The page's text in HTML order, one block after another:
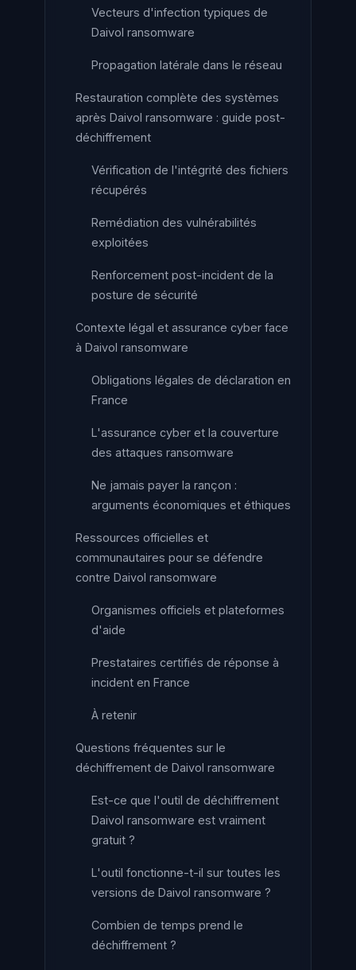
Vecteurs d'infection typiques de
Daivol ransomware
Propagation latérale dans le réseau
Restauration complète des systèmes
après Daivol ransomware : guide post-
déchiffrement
Vérification de l'intégrité des fichiers
récupérés
Remédiation des vulnérabilités
exploitées
Renforcement post-incident de la
posture de sécurité
Contexte légal et assurance cyber face
à Daivol ransomware
Obligations légales de déclaration en
France
L'assurance cyber et la couverture
des attaques ransomware
Ne jamais payer la rançon :
arguments économiques et éthiques
Ressources officielles et
communautaires pour se défendre
contre Daivol ransomware
Organismes officiels et plateformes
d'aide
Prestataires certifiés de réponse à
incident en France
À retenir
Questions fréquentes sur le
déchiffrement de Daivol ransomware
Est-ce que l'outil de déchiffrement
Daivol ransomware est vraiment
gratuit ?
L'outil fonctionne-t-il sur toutes les
versions de Daivol ransomware ?
Combien de temps prend le
déchiffrement ?